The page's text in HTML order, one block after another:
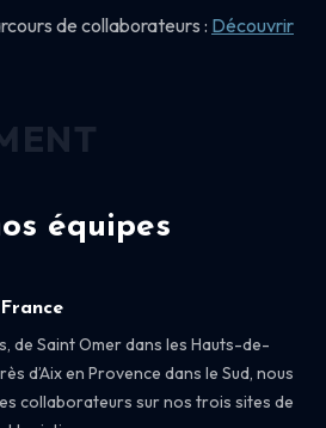
de collaborateurs : Découvrir
équipes
de Saint Omer dans les Hauts-de-
d’Aix en Provence dans le Sud, nous
collaborateurs sur nos trois sites de